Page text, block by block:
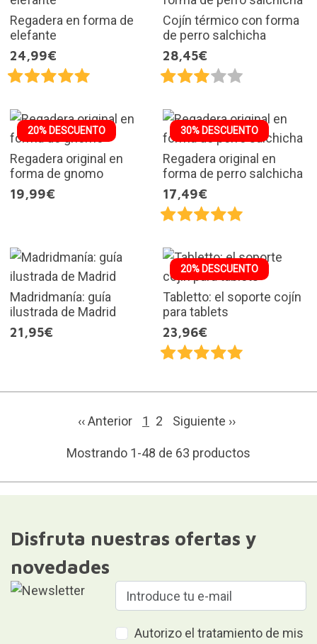
Regadera en forma de
elefante
24,99€
Cojín térmico con forma
de perro salchicha
28,45€
20% DESCUENTO
Regadera original en
forma de gnomo
19,99€
30% DESCUENTO
Regadera original en
forma de perro salchicha
17,49€
Madridmanía: guía
ilustrada de Madrid
21,95€
20% DESCUENTO
Tabletto: el soporte cojín
para tablets
23,96€
‹‹ Anterior 1 2 Siguiente ››
Mostrando 1-48 de 63 productos
Disfruta nuestras ofertas y
novedades
Autorizo el tratamiento de mis